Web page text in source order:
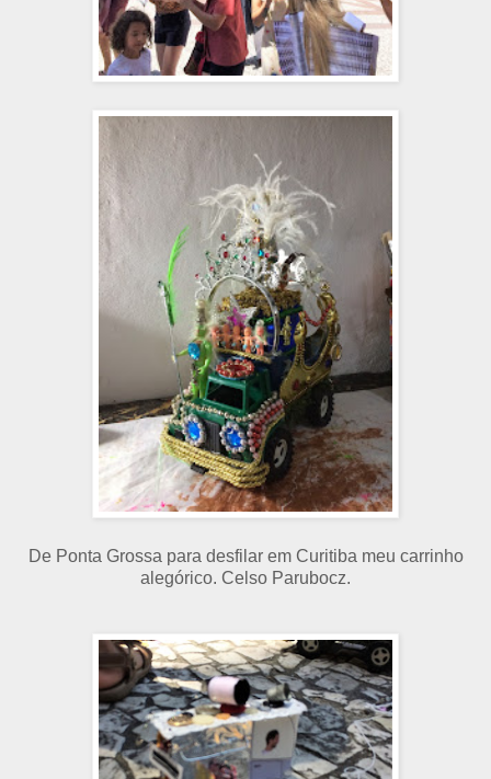
De Ponta Grossa para desfilar em Curitiba meu carrinho
alegórico. Celso Parubocz.